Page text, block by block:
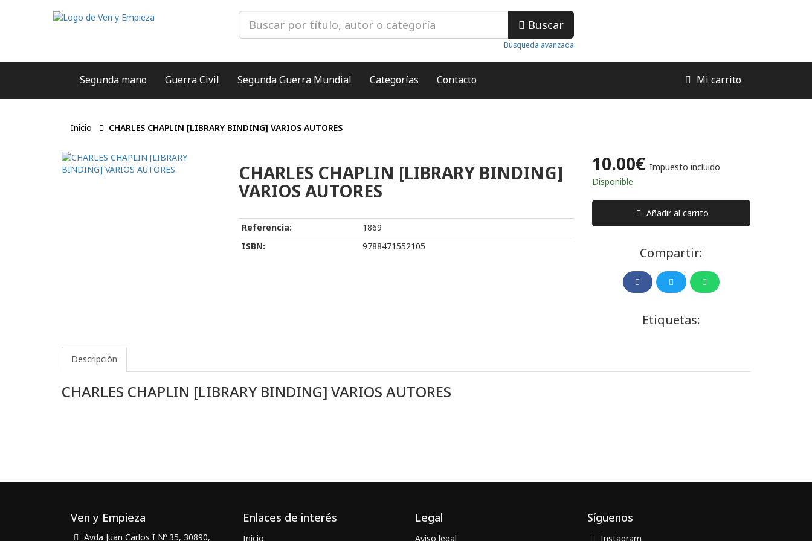
Buscar
Búsqueda avanzada
Segunda mano Guerra Civil Segunda Guerra Mundial Categorías Contacto Mi carrito
Inicio CHARLES CHAPLIN [LIBRARY BINDING] VARIOS AUTORES
CHARLES CHAPLIN [LIBRARY BINDING]
VARIOS AUTORES
Referencia:
1869
ISBN:
9788471552105
10.00€ Impuesto incluido
Disponible
Añadir al carrito
Compartir:
Etiquetas:
Descripción
CHARLES CHAPLIN [LIBRARY BINDING] VARIOS AUTORES
Ven y Empieza
Avda Juan Carlos I Nº 35, 30890,
Enlaces de interés
Inicio
Legal
Aviso legal
Síguenos
Instagram